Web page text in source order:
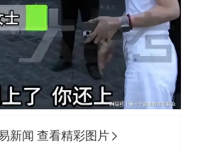
新闻 查看精彩图片